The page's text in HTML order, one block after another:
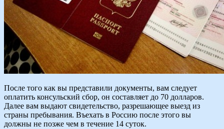
После того как вы представили документы, вам следует
оплатить консульский сбор, он составляет до 70 долларов.
Далее вам выдают свидетельство, разрешающее выезд из
страны пребывания. Въехать в Россию после этого вы
должны не позже чем в течение 14 суток.